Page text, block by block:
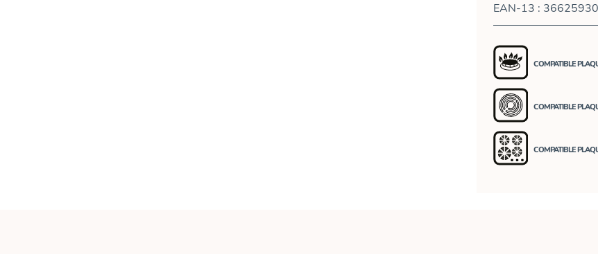
EAN-13 :
COMPATIBLE
COMPATIBLE
COMPATIBLE